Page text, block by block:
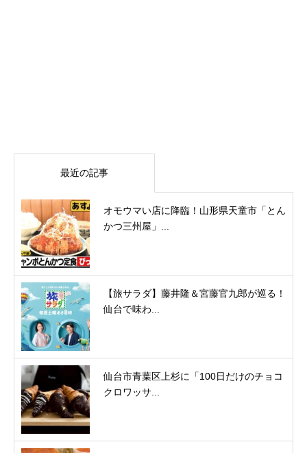
最近の記事
オモウマい店に降臨！山形県天童市「とん
かつ三州屋」...
【旅サラダ】藤井隆＆宮藤官九郎が巡る！
仙台で味わ...
仙台市青葉区上杉に「100日だけのチョコ
クロワッサ...